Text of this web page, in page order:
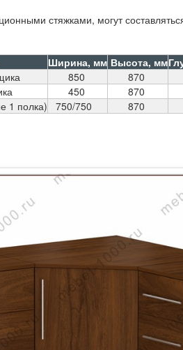
стяжками, могут
Ширина, мм Высота, мм
850 870
450 870
1 полка)
750/750 870